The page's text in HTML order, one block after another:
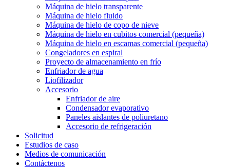
Máquina de hielo transparente
Máquina de hielo fluido
Máquina de hielo de copo de nieve
Máquina de hielo en cubitos comercial (pequeña)
Máquina de hielo en escamas comercial (pequeña)
Congeladores en espiral
Proyecto de almacenamiento en frío
Enfriador de agua
Liofilizador
Accesorio
Enfriador de aire
Condensador evaporativo
Paneles aislantes de poliuretano
Accesorio de refrigeración
Solicitud
Estudios de caso
Medios de comunicación
Contáctenos